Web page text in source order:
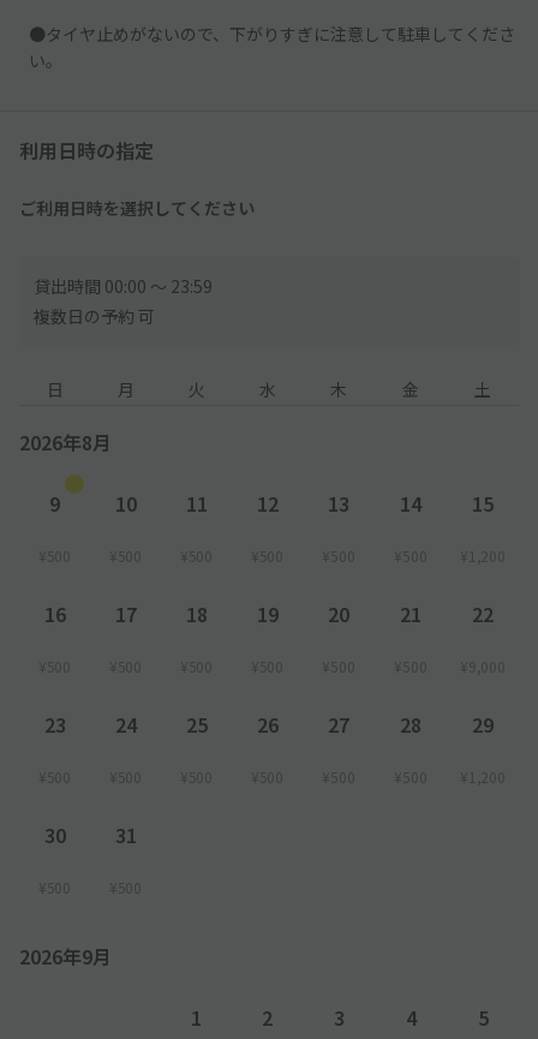
●タイヤ止めがないので、下がりすぎに注意して駐車してくださ
い。
利用日時の指定
ご利用日時を選択してください
貸出時間 00:00 〜 23:59
複数日の予約 可
日 月 火 水 木 金 土
2026年8月
9
¥500
10
¥500
11
¥500
12
¥500
13
¥500
14
¥500
15
¥1,200
16
¥500
17
¥500
18
¥500
19
¥500
20
¥500
21
¥500
22
¥9,000
23
¥500
24
¥500
25
¥500
26
¥500
27
¥500
28
¥500
29
¥1,200
30
¥500
31
¥500
2026年9月
1 2 3 4 5